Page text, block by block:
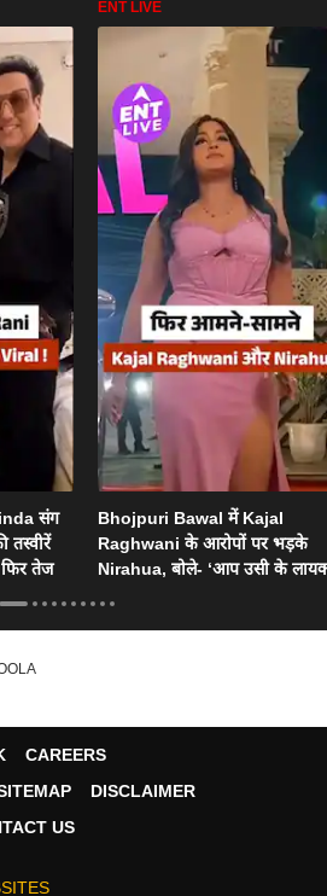
संग
तेज
ENT LIVE
Bhojpuri Bawal में Kajal
Raghwani के आरोपों पर भड़के
Nirahua, बोले- ‘आप उसी के लायक
CAREERS
DISCLAIMER
US